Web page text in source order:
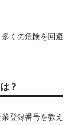
くの危険を回避
？
登録番号を教え